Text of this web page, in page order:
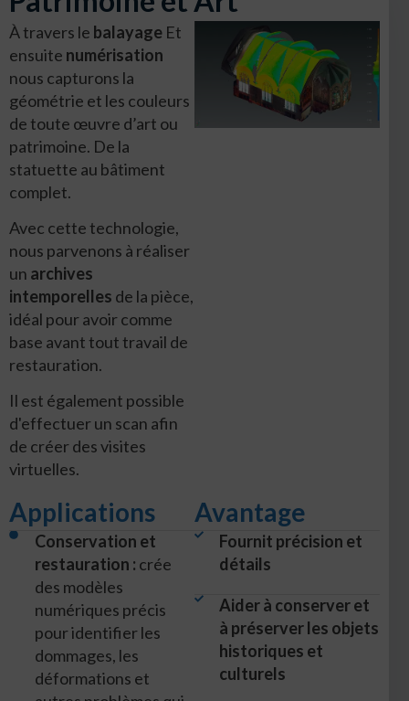
À travers le balayage Et
ensuite numérisation
nous capturons la
géométrie et les couleurs
de toute œuvre d’art ou
patrimoine. De la
statuette au bâtiment
complet.
Avec cette technologie,
nous parvenons à réaliser
un archives
intemporelles de la pièce,
idéal pour avoir comme
base avant tout travail de
restauration.
Il est également possible
d'effectuer un scan afin
de créer des visites
virtuelles.
Applications
Conservation et
restauration : crée
des modèles
numériques précis
pour identifier les
dommages, les
déformations et
Avantage
Fournit précision et
détails
Aider à conserver et
à préserver les objets
historiques et
culturels